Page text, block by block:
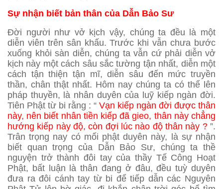
Sự nhận biết bản thân của Dẫn Bảo Sư
Đời người như vở kịch vậy, chúng ta đều là một
diễn viên trên sân khấu. Trước khi vẫn chưa bước
xuống khỏi sàn diễn, chúng ta vẫn cứ phải diễn vở
kịch này một cách sâu sắc tường tận nhất, diễn một
cách tận thiện tận mĩ, diễn sâu đến mức truyền
thần, chân thật nhất. Hôm nay chúng ta có thể lên
pháp thuyền, là nhân duyên của luỹ kiếp ngàn đời.
Tiên Phật từ bi rằng : “ Vạn kiếp ngàn đời được thân
này, nên biết nhân tiền kiếp đã gieo, thân này chẳng
hướng kiếp này độ, còn đợi lúc nào độ thân này ?”.
Trân trọng nay có mối phật duyên này, là sự nhận
biết quan trọng của Dẫn Bảo Sư, chúng ta thề
nguyện trở thành đôi tay của thầy Tế Công Hoạt
Phật, bất luận là thân đang ở đâu, đều tuỳ duyên
đưa ra đôi cánh tay từ bi để tiếp dẫn các Nguyên